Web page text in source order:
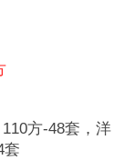
方-48套，洋
套